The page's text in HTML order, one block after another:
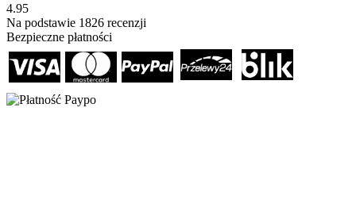
4.95
Na podstawie 1826 recenzji
Bezpieczne płatności